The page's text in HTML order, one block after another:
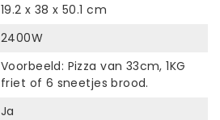
19.2 x 38 x 50.1 cm
2400W
Voorbeeld: Pizza van 33cm, 1KG
friet of 6 sneetjes brood.
Ja